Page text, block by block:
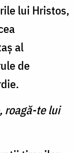
lui Hristos,
al
de
roagă-te lui